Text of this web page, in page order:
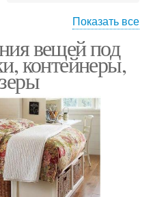
Удачные ящики
Показать все
вещей под
контейнеры,